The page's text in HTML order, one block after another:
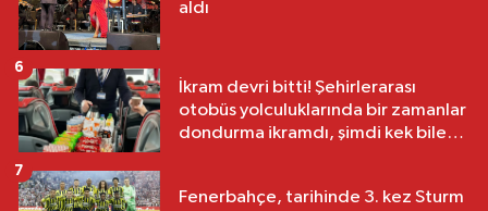
aldı
İkram devri bitti! Şehirlerarası
otobüs yolculuklarında bir zamanlar
dondurma ikramdı, şimdi kek bile
6
Fenerbahçe, tarihinde 3. kez Sturm
7